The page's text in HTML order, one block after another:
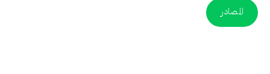
المصادر